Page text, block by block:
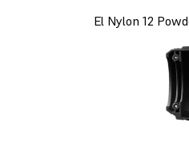
El Nylon 12